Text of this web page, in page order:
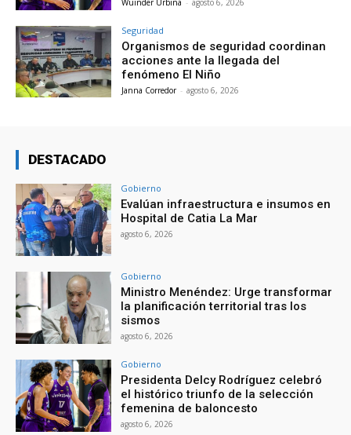
Seguridad
Organismos de seguridad coordinan
acciones ante la llegada del
fenómeno El Niño
Janna Corredor - agosto 6, 2026
DESTACADO
Gobierno
Evalúan infraestructura e insumos en
Hospital de Catia La Mar
agosto 6, 2026
Gobierno
Ministro Menéndez: Urge transformar
la planificación territorial tras los
sismos
agosto 6, 2026
Gobierno
Presidenta Delcy Rodríguez celebró
el histórico triunfo de la selección
femenina de baloncesto
agosto 6, 2026